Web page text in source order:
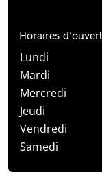
Horaires
Lundi
Mardi
Mercredi
Jeudi
Vendredi
Samedi